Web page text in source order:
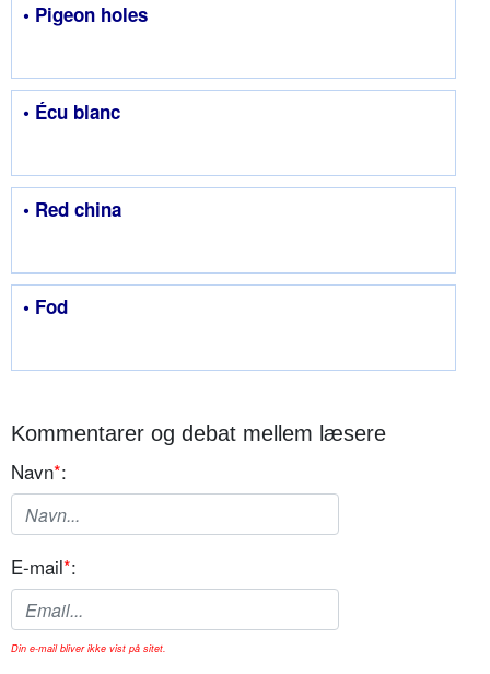
• Pigeon holes
• Écu blanc
• Red china
• Fod
Kommentarer og debat mellem læsere
Navn*:
E-mail*:
Din e-mail bliver ikke vist på sitet.